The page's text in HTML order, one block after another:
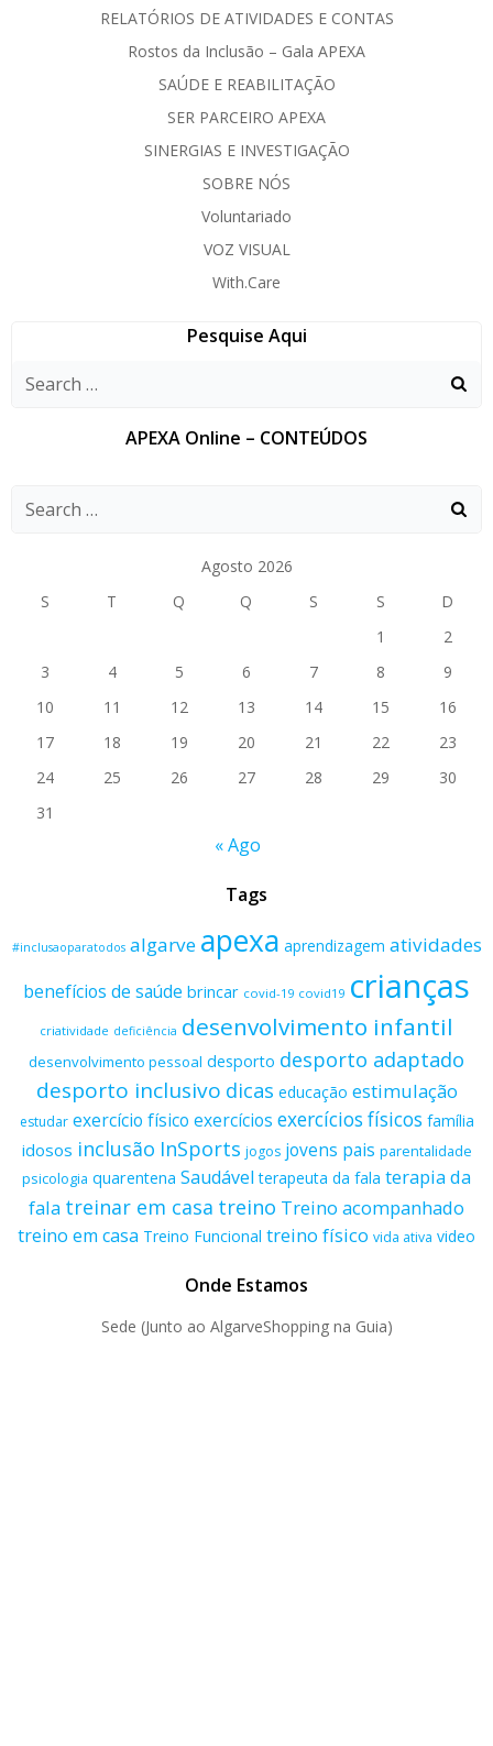
RELATÓRIOS DE ATIVIDADES E CONTAS
Rostos da Inclusão – Gala APEXA
SAÚDE E REABILITAÇÃO
SER PARCEIRO APEXA
SINERGIAS E INVESTIGAÇÃO
SOBRE NÓS
Voluntariado
VOZ VISUAL
With.Care
Pesquise Aqui
APEXA Online – CONTEÚDOS
Agosto 2026
S
T Q Q S S
D
1
2
3
4 5 6 7 8
9
10
11 12 13 14 15
16
17
18 19 20 21 22
23
24
25 26 27 28 29
30
31
« Ago
Tags
#inclusaoparatodos algarve apexa aprendizagem atividades
benefícios de saúde brincar covid-19 covid19 crianças
criatividade deficiência desenvolvimento infantil
desenvolvimento pessoal desporto desporto adaptado
desporto inclusivo dicas educação estimulação
estudar exercício físico exercícios exercícios físicos família
idosos inclusão InSports jogos jovens pais parentalidade
psicologia quarentena Saudável terapeuta da fala terapia da
fala treinar em casa treino Treino acompanhado
treino em casa Treino Funcional treino físico vida ativa video
Onde Estamos
Sede (Junto ao AlgarveShopping na Guia)